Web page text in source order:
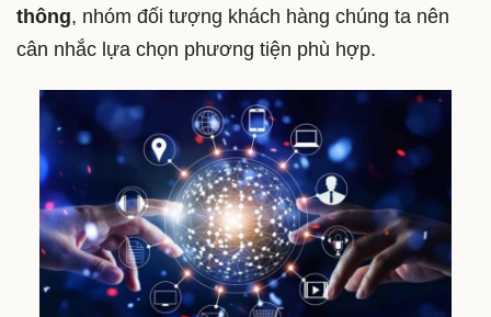
thông, nhóm đối tượng khách hàng chúng ta nên
cân nhắc lựa chọn phương tiện phù hợp.